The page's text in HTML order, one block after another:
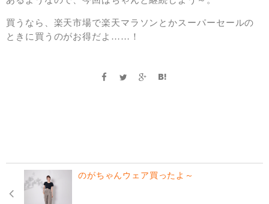
買うなら、楽天市場で楽天マラソンとかスーパーセールの
ときに買うのがお得だよ……！
のがちゃんウェア買ったよ～